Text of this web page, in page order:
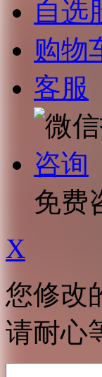
自选
购物
客服
咨询
免费
X
您修改
请耐心